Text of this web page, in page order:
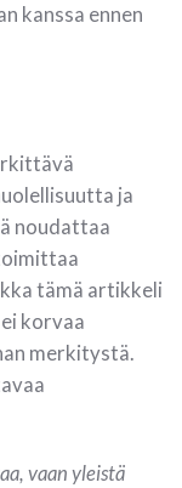
kanssa ennen
ja
noudattaa
tämä artikkeli
korvaa
merkitystä.
vaan yleistä